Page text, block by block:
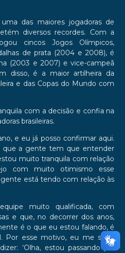
das maiores jogadoras de
diversos recordes. Com a
cincos Jogos Olímpicos,
de prata (2004 e 2008), é
(2003 e 2007) e vice-campeã
disso, é a maior artilheira da
e das Copas do Mundo com
com a decisão e confia na
brasileiras.
e eu já posso confirmar aqui.
a gente tem que entender
muito tranquila com relação
com muito otimismo esse
está tendo com relação às
muito qualificada, com
e que, no decorrer dos anos,
é o que eu estou falando, é
Por esse motivo, eu me sinto
‘Olha, estou passando pra